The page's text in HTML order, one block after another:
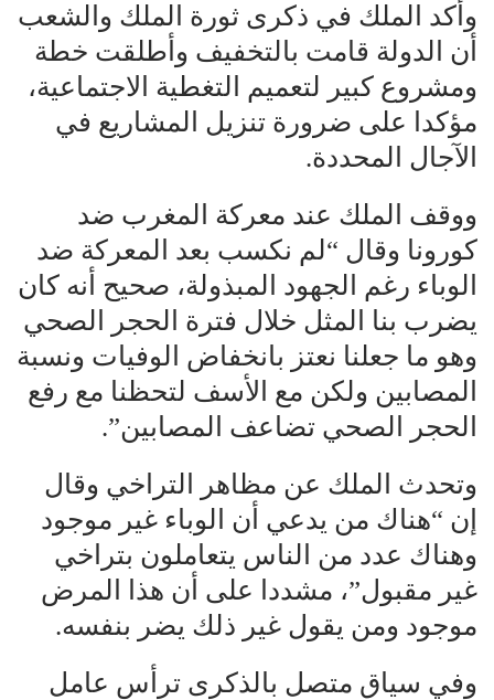
وأكد الملك في ذكرى ثورة الملك والشعب
أن الدولة قامت بالتخفيف وأطلقت خطة
ومشروع كبير لتعميم التغطية الاجتماعية،
مؤكدا على ضرورة تنزيل المشاريع في
الآجال المحددة.
ووقف الملك عند معركة المغرب ضد
كورونا وقال “لم نكسب بعد المعركة ضد
الوباء رغم الجهود المبذولة، صحيح أنه كان
يضرب بنا المثل خلال فترة الحجر الصحي
وهو ما جعلنا نعتز بانخفاض الوفيات ونسبة
المصابين ولكن مع الأسف لتحظنا مع رفع
الحجر الصحي تضاعف المصابين”.
وتحدث الملك عن مظاهر التراخي وقال
إن “هناك من يدعي أن الوباء غير موجود
وهناك عدد من الناس يتعاملون بتراخي
غير مقبول”، مشددا على أن هذا المرض
موجود ومن يقول غير ذلك يضر بنفسه.
وفي سياق متصل بالذكرى ترأس عامل